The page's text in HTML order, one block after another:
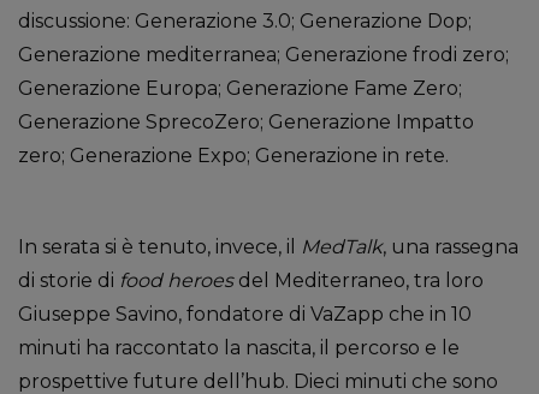
discussione: Generazione 3.0; Generazione Dop;
Generazione mediterranea; Generazione frodi zero;
Generazione Europa; Generazione Fame Zero;
Generazione SprecoZero; Generazione Impatto
zero; Generazione Expo; Generazione in rete.
In serata si è tenuto, invece, il MedTalk, una rassegna
di storie di food heroesdel Mediterraneo, tra loro
Giuseppe Savino, fondatore di VaZapp che in 10
minuti ha raccontato la nascita, il percorso e le
prospettive future dell’hub. Dieci minuti che sono